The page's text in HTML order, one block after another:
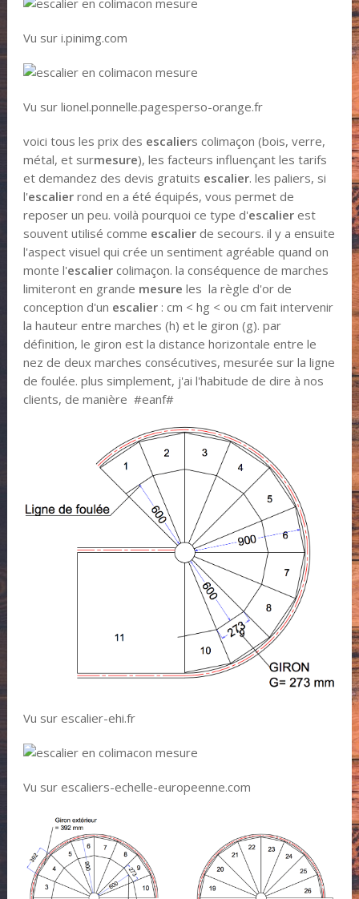
Vu sur i.pinimg.com
Vu sur lionel.ponnelle.pagesperso-orange.fr
voici tous les prix des escaliers colimaçon (bois, verre,
métal, et surmesure), les facteurs influençant les tarifs
et demandez des devis gratuits escalier. les paliers, si
l'escalierrond en a été équipés, vous permet de
reposer un peu. voilà pourquoi ce type d'escalierest
souvent utilisé comme escalierde secours. il y a ensuite
l'aspect visuel qui crée un sentiment agréable quand on
monte l'escaliercolimaçon. la conséquence de marches
limiteront en grande mesure les la règle d'or de
conception d'un escalier: cm < hg < ou cm fait intervenir
la hauteur entre marches (h) et le giron (g). par
définition, le giron est la distance horizontale entre le
nez de deux marches consécutives, mesurée sur la ligne
de foulée. plus simplement, j'ai l'habitude de dire à nos
clients, de manière #eanf#
Vu sur escalier-ehi.fr
Vu sur escaliers-echelle-europeenne.com